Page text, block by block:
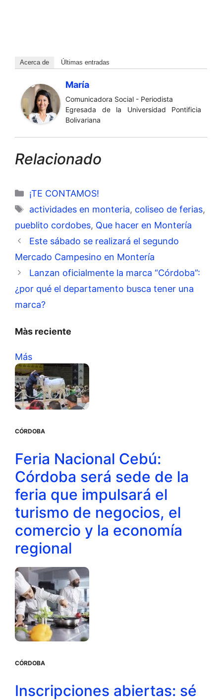
Acerca de Últimas entradas
María
Comunicadora Social - Periodista
Egresada de la Universidad Pontificia
Bolivariana
Relacionado
Categorías
¡TE CONTAMOS!
Etiquetas
actividades en monteria, coliseo de ferias,
pueblito cordobes, Que hacer en Montería
Este sábado se realizará el segundo
Mercado Campesino en Montería
Lanzan oficialmente la marca “Córdoba”:
¿por qué el departamento busca tener una
marca?
Màs reciente
Más
CÓRDOBA
Feria Nacional Cebú:
Córdoba será sede de la
feria que impulsará el
turismo de negocios, el
comercio y la economía
regional
CÓRDOBA
Inscripciones abiertas: sé